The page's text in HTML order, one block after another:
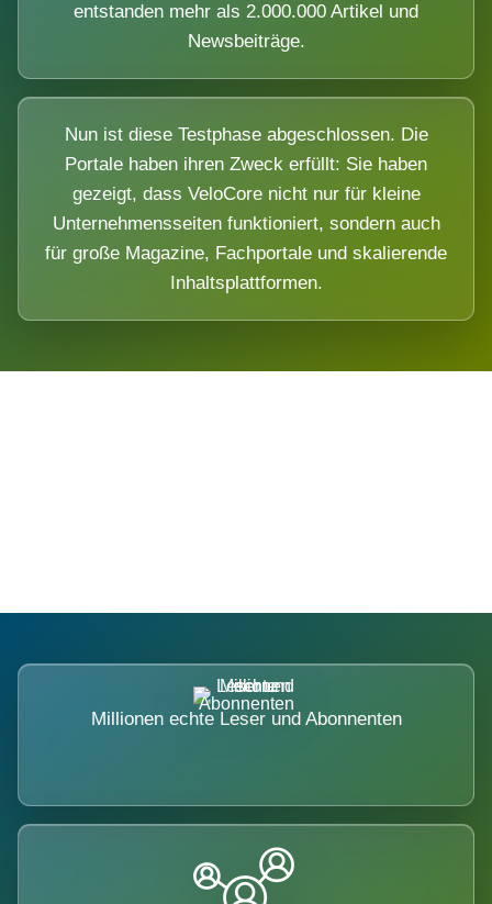
entstanden mehr als 2.000.000 Artikel und
Newsbeiträge.
Nun ist diese Testphase abgeschlossen. Die
Portale haben ihren Zweck erfüllt: Sie haben
gezeigt, dass VeloCore nicht nur für kleine
Unternehmensseiten funktioniert, sondern auch
für große Magazine, Fachportale und skalierende
Inhaltsplattformen.
Millionen echte Leser und Abonnenten